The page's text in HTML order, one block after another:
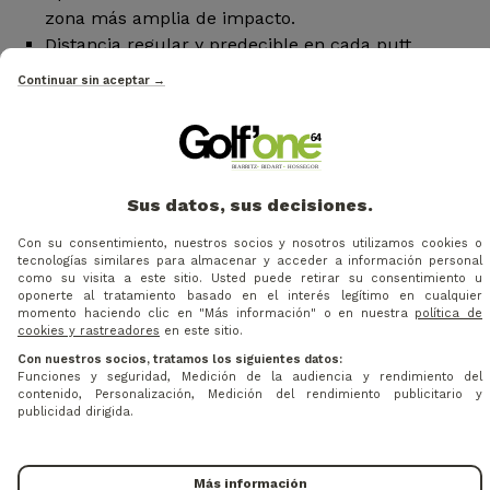
zona más amplia de impacto.
Distancia regular y predecible en cada putt.
Diseños específicos según el tipo de golpe
Cada modelo incorpora un hosel, equilibrio,
maximizar el rendimiento individual.
Sensación de swing constante
Peso de 20 g integrado en el extremo del shaft en
los modelos de 35 pulgadas o más.
Garantiza una experiencia homogénea, fluida y
fiable en todos los putts.
Retreve – Innovación práctica
la bola directamente desde el hoyo sin necesidad
Continuar sin aceptar →
Sus datos, sus decisiones.
Con su consentimiento, nuestros socios y nosotros utilizamos cookies o
tecnologías similares para almacenar y acceder a información personal
como su visita a este sitio. Usted puede retirar su consentimiento u
oponerte al tratamiento basado en el interés legítimo en cualquier
momento haciendo clic en "Más información" o en nuestra política de
cookies y rastreadores en este sitio.
Con nuestros socios, tratamos los siguientes datos:
Funciones y seguridad, Medición de la audiencia y rendimiento del
contenido, Personalización, Medición del rendimiento publicitario y
publicidad dirigida.
Más información